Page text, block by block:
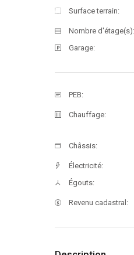
Surface terrain:
Nombre d'étage(s):
Garage:
PEB:
Chauffage:
Châssis:
Électricité:
Égouts:
Revenu cadastral: